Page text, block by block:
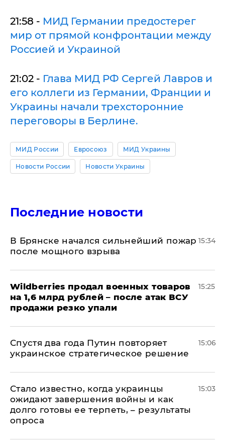
21:58 - МИД Германии предостерег
мир от прямой конфронтации между
Россией и Украиной
21:02 - Глава МИД РФ Сергей Лавров и
его коллеги из Германии, Франции и
Украины начали трехсторонние
переговоры в Берлине.
МИД России Евросоюз МИД Украины
Новости России Новости Украины
Последние новости
В Брянске начался сильнейший пожар
после мощного взрыва
15:34
​Wildberries продал военных товаров
на 1,6 млрд рублей – после атак ВСУ
продажи резко упали
15:25
Спустя два года Путин повторяет
украинское стратегическое решение
15:06
Стало известно, когда украинцы
ожидают завершения войны и как
долго готовы ее терпеть, – результаты
опроса
15:03